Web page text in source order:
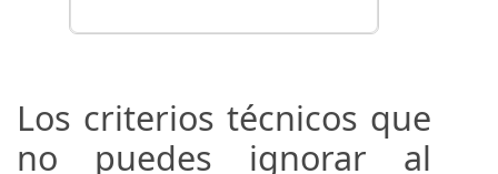
Los criterios técnicos que
no puedes ignorar al